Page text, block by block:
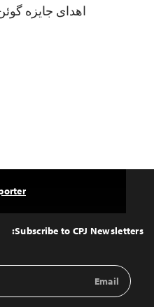
اهدای جایزه
Top
Subscribe to CPJ Newsletters:
Email
Address